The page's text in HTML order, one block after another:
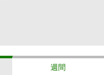
週間